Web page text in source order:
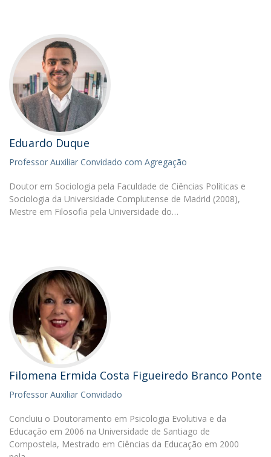
Eduardo Duque
Professor Auxiliar Convidado com Agregação
Doutor em Sociologia pela Faculdade de Ciências Políticas e
Sociologia da Universidade Complutense de Madrid (2008),
Mestre em Filosofia pela Universidade do…
Filomena Ermida Costa Figueiredo Branco Ponte
Professor Auxiliar Convidado
Concluiu o Doutoramento em Psicologia Evolutiva e da
Educação em 2006 na Universidade de Santiago de
Compostela, Mestrado em Ciências da Educação em 2000